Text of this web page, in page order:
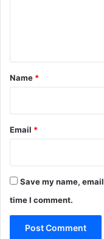
*
Name *
Email *
Save my name,
time I comment.